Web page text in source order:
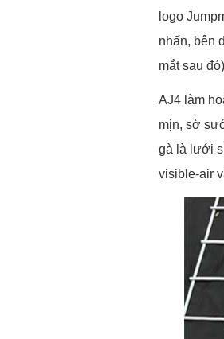
logo
nhấn, bên
mắt sau
AJ4 làm
mịn, sờ
gà là lưới
visible-air